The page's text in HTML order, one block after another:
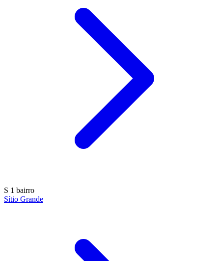
S 1 bairro
Sítio Grande